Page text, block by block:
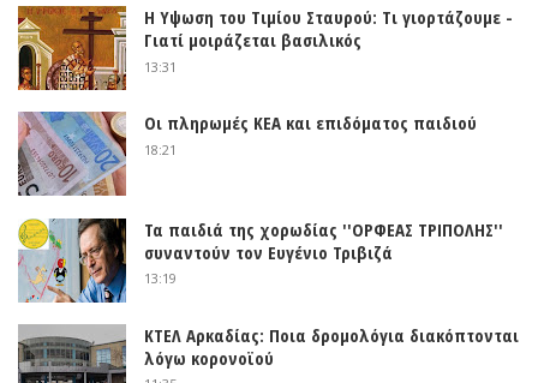
Η Υψωση του Τιμίου Σταυρού: Τι γιορτάζουμε -
Γιατί μοιράζεται βασιλικός
13:31
Οι πληρωμές ΚΕΑ και επιδόματος παιδιού
18:21
Τα παιδιά της χορωδίας ''ΟΡΦΕΑΣ ΤΡΙΠΟΛΗΣ''
συναντούν τον Ευγένιο Τριβιζά
13:19
ΚΤΕΛ Αρκαδίας: Ποια δρομολόγια διακόπτονται
λόγω κορονοϊού